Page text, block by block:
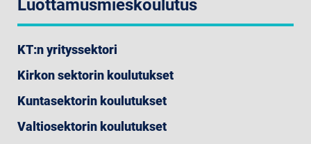
Luottamusmieskoulutus
KT:n yrityssektori
Kirkon sektorin koulutukset
Kuntasektorin koulutukset
Valtiosektorin koulutukset